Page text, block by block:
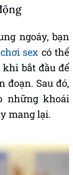
ngoáy, bạn
sex có thể
bắt đầu để
đoạn. Sau đó,
những khoái
mang lại.